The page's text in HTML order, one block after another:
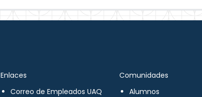
Enlaces
Correo de Empleados UAQ
Comunidades
Alumnos